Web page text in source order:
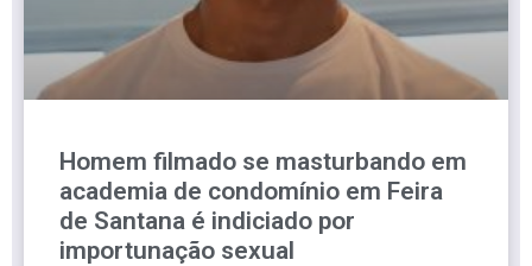
Homem filmado se masturbando em
academia de condomínio em Feira
de Santana é indiciado por
importunação sexual